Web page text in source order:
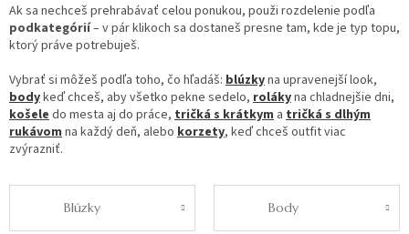
Ak sa nechceš prehrabávať celou ponukou, použi rozdelenie podľa
podkategórií– v pár klikoch sa dostaneš presne tam, kde je typ topu,
ktorý práve potrebuješ.
Vybrať si môžeš podľa toho, čo hľadáš: blúzkyna upravenejší look,
bodykeď chceš, aby všetko pekne sedelo, rolákyna chladnejšie dni,
košele do mesta aj do práce, tričká s krátkym a tričká s dlhým
rukávom na každý deň, alebo korzety, keď chceš outfit viac
zvýrazniť.
Blúzky Body